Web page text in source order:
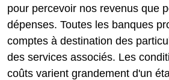
pour percevoir nos revenus que
dépenses. Toutes les banques
comptes à destination des
des services associés. Les
coûts varient grandement d'un